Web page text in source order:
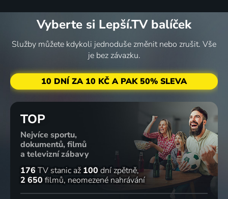
Vyberte si Lepší.TV balíček
Služby můžete kdykoli jednoduše změnit nebo zrušit. Vše
je bez závazku.
10 DNÍ ZA 10 KČ A PAK 50% SLEVA
TOP
Nejvíce sportu,
dokumentů, filmů
a televizní zábavy
176 TV stanic až 100 dní zpětně
2 650 filmů neomezené nahrávání